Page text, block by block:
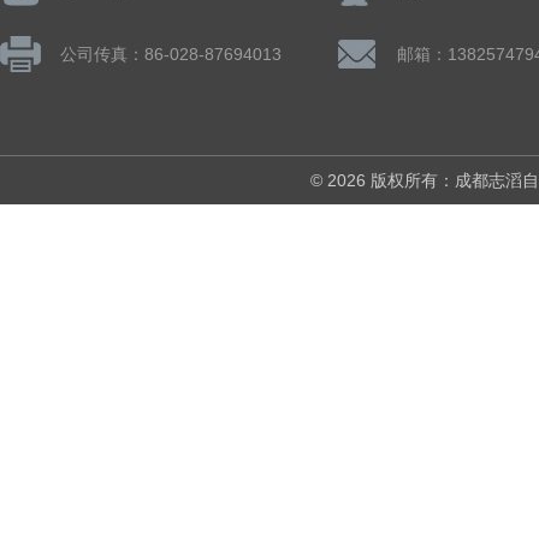
公司传真：86-028-87694013
© 2026 版权所有：成都志滔